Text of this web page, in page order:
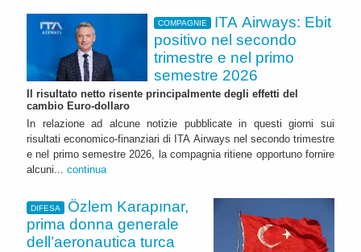
COMPAGNIE
ITA Airways: Ebit
positivo nel secondo
trimestre e nel primo
semestre 2026
Il risultato netto risente principalmente degli effetti del
cambio Euro-dollaro
In relazione ad alcune notizie pubblicate in questi giorni sui
risultati economico-finanziari di ITA Airways nel secondo trimestre
e nel primo semestre 2026, la compagnia ritiene opportuno fornire
alcuni... continua
DIFESA
Özlem Karapınar,
prima donna generale
dell’aeronautica turca